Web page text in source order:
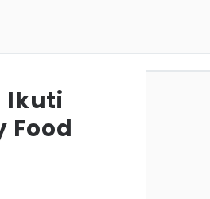
Ikuti
Food